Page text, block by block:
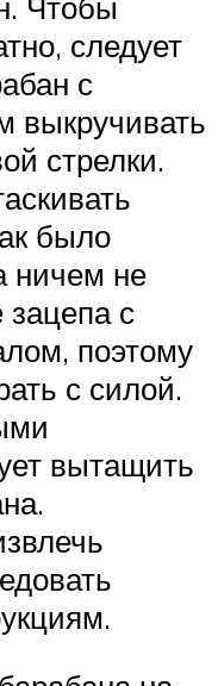
следует
с
выкручивать
стрелки.
было
ничем не
зацепа с
поэтому
с силой.
вытащить